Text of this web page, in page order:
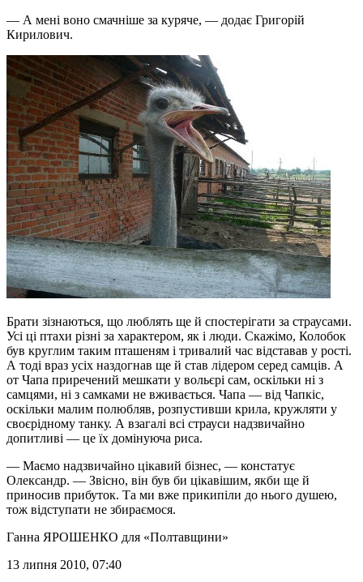
— А мені воно смачніше за куряче, — додає Григорій
Кирилович.
Брати зізнаються, що люблять ще й спостерігати за страусами.
Усі ці птахи різні за характером, як і люди. Скажімо, Колобок
був круглим таким пташеням і тривалий час відставав у рості.
А тоді враз усіх наздогнав ще й став лідером серед самців. А
от Чапа приречений мешкати у вольєрі сам, оскільки ні з
самцями, ні з самками не вживається. Чапа — від Чапкіс,
оскільки малим полюбляв, розпустивши крила, кружляти у
своєрідному танку. А взагалі всі страуси надзвичайно
допитливі — це їх домінуюча риса.
— Маємо надзвичайно цікавий бізнес, — констатує
Олександр. — Звісно, він був би цікавішим, якби ще й
приносив прибуток. Та ми вже прикипіли до нього душею,
тож відступати не збираємося.
Ганна ЯРОШЕНКО для «Полтавщини»
13 липня 2010, 07:40